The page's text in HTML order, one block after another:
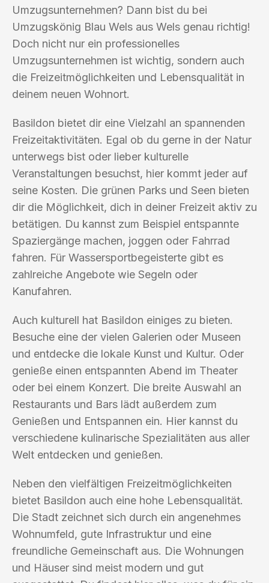
Umzugsunternehmen? Dann bist du bei
Umzugskönig Blau Wels aus Wels genau richtig!
Doch nicht nur ein professionelles
Umzugsunternehmen ist wichtig, sondern auch
die Freizeitmöglichkeiten und Lebensqualität in
deinem neuen Wohnort.
Basildon bietet dir eine Vielzahl an spannenden
Freizeitaktivitäten. Egal ob du gerne in der Natur
unterwegs bist oder lieber kulturelle
Veranstaltungen besuchst, hier kommt jeder auf
seine Kosten. Die grünen Parks und Seen bieten
dir die Möglichkeit, dich in deiner Freizeit aktiv zu
betätigen. Du kannst zum Beispiel entspannte
Spaziergänge machen, joggen oder Fahrrad
fahren. Für Wassersportbegeisterte gibt es
zahlreiche Angebote wie Segeln oder
Kanufahren.
Auch kulturell hat Basildon einiges zu bieten.
Besuche eine der vielen Galerien oder Museen
und entdecke die lokale Kunst und Kultur. Oder
genieße einen entspannten Abend im Theater
oder bei einem Konzert. Die breite Auswahl an
Restaurants und Bars lädt außerdem zum
Genießen und Entspannen ein. Hier kannst du
verschiedene kulinarische Spezialitäten aus aller
Welt entdecken und genießen.
Neben den vielfältigen Freizeitmöglichkeiten
bietet Basildon auch eine hohe Lebensqualität.
Die Stadt zeichnet sich durch ein angenehmes
Wohnumfeld, gute Infrastruktur und eine
freundliche Gemeinschaft aus. Die Wohnungen
und Häuser sind meist modern und gut